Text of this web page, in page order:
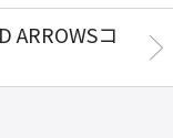
ARROWSコ